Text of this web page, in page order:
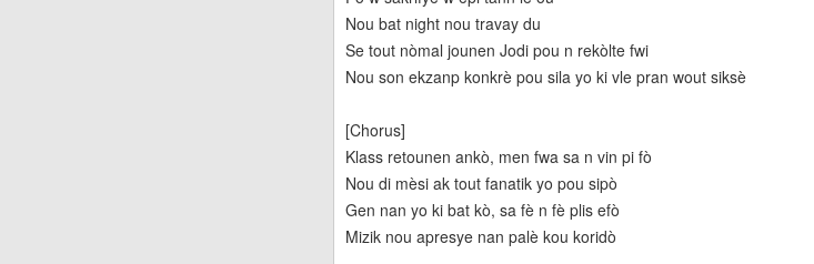
Nou bat night nou travay du
Se tout nòmal jounen Jodi pou n rekòlte fwi
Nou son ekzanp konkrè pou sila yo ki vle pran wout siksè
[Chorus]
Klass retounen ankò, men fwa sa n vin pi fò
Nou di mèsi ak tout fanatik yo pou sipò
Gen nan yo ki bat kò, sa fè n fè plis efò
Mizik nou apresye nan palè kou koridò